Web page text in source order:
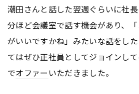
潮田さんと話した翌週ぐらいに社
分ほど会議室で話す機会があり、
がいいですかね」みたいな話をし
てはぜひ正社員としてジョインし
でオファー いただきました。